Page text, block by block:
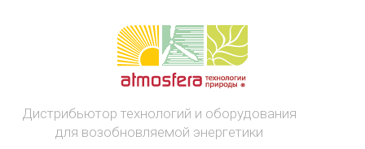
Дистрибьютор технологий и оборудования
для возобновляемой энергетики